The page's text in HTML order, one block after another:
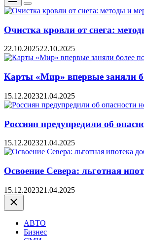
Цвет
переключателя
Очистка кровли от снега:
22.10.202522.10.2025
Карты «Мир» впервые заняли
15.12.202321.04.2025
Россиян предупредили об
15.12.202321.04.2025
Освоение Севера: льготная
15.12.202321.04.2025
Закрыть
АВТО
Бизнес